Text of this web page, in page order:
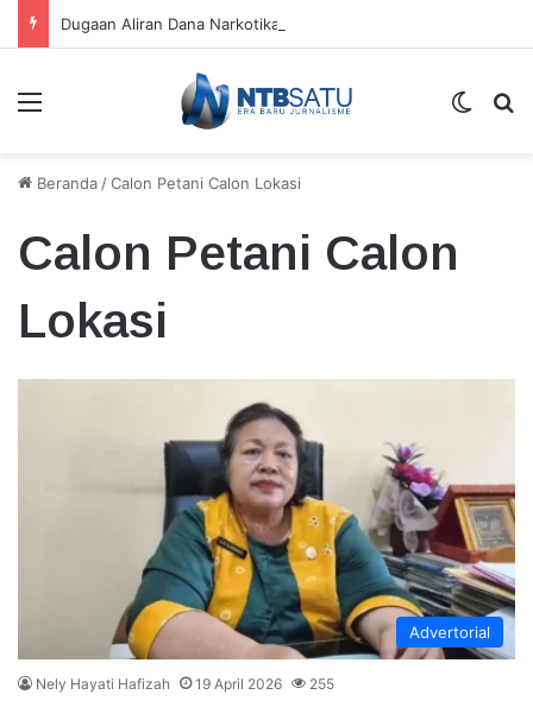
Menu
Beranda /Calon Petani Calon Lokasi
Calon Petani Calon
Lokasi
Advertorial
Nely Hayati Hafizah 19 April 2026 255